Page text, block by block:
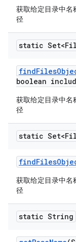
获取给定目录中名
径
static
findFiles
boolean
获取给定目录中名
径
static
findFiles
获取给定目录中名
径
static String